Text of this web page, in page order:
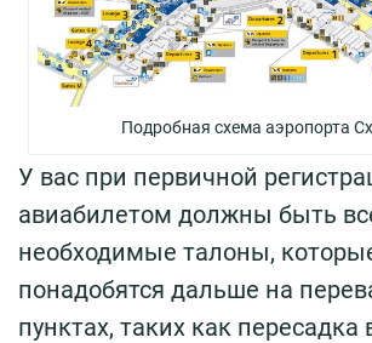
Подробная схема аэропорта
У вас при первичной
авиабилетом должны быть
необходимые талоны,
понадобятся дальше на
пунктах, таких как пересадка